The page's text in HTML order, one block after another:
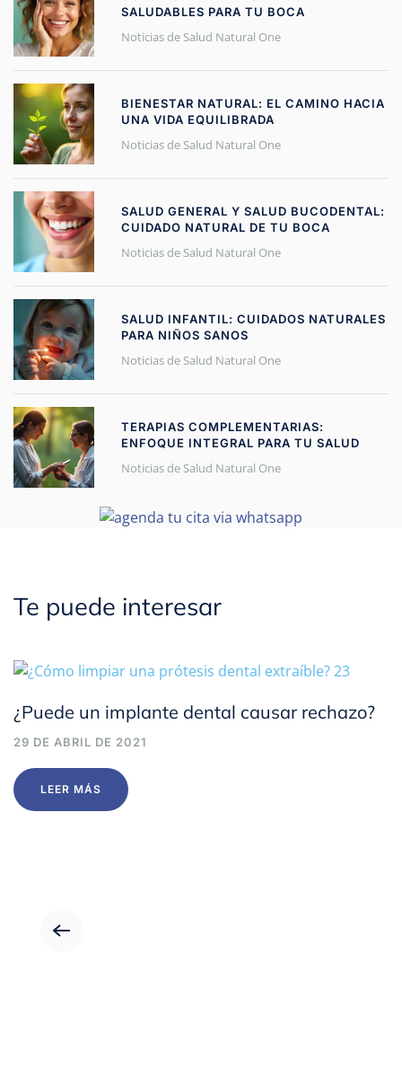
SALUDABLES PARA TU BOCA
Noticias de Salud Natural One
BIENESTAR NATURAL: EL CAMINO HACIA
UNA VIDA EQUILIBRADA
Noticias de Salud Natural One
SALUD GENERAL Y SALUD BUCODENTAL:
CUIDADO NATURAL DE TU BOCA
Noticias de Salud Natural One
SALUD INFANTIL: CUIDADOS NATURALES
PARA NIÑOS SANOS
Noticias de Salud Natural One
TERAPIAS COMPLEMENTARIAS:
ENFOQUE INTEGRAL PARA TU SALUD
Noticias de Salud Natural One
Te puede interesar
¿Puede un implante dental causar rechazo?
29 DE ABRIL DE 2021
LEER MÁS